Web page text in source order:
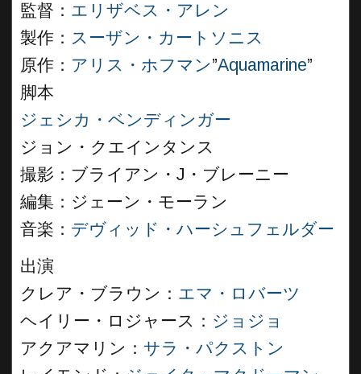
監督： エリザベス・アレン
製作： スーザン・カートソニス
原作： アリス・ホフマン”Aquamarine”
脚本
ジェシカ・ベンディンガー
ジョン・クエインタンス
撮影：ブライアン・J・ブレーニー
編集：ジェーン・モーラン
音楽： デヴィッド・ハーシュフェルダー
出演
クレア・ブラウン： エマ・ロバーツ
ヘイリー・ロジャース： ジョジョ
アクアマリン： サラ・パクストン